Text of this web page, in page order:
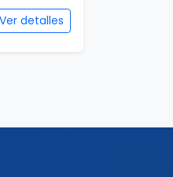
Ver detalles